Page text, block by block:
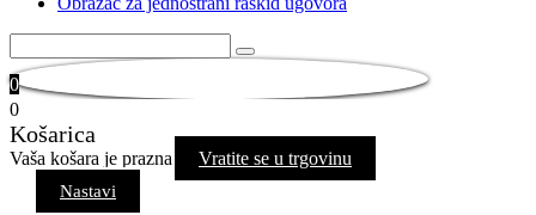
0
0
Košarica
Vaša košara je prazna Vratite se u trgovinu
Nastavi